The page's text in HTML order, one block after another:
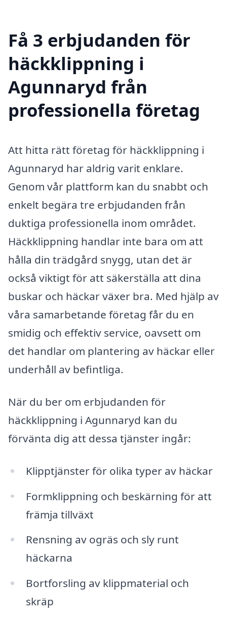
Få 3 erbjudanden för
häckklippning i
Agunnaryd från
professionella företag
Att hitta rätt företag för häckklippning i
Agunnaryd har aldrig varit enklare.
Genom vår plattform kan du snabbt och
enkelt begära tre erbjudanden från
duktiga professionella inom området.
Häckklippning handlar inte bara om att
hålla din trädgård snygg, utan det är
också viktigt för att säkerställa att dina
buskar och häckar växer bra. Med hjälp av
våra samarbetande företag får du en
smidig och effektiv service, oavsett om
det handlar om plantering av häckar eller
underhåll av befintliga.
När du ber om erbjudanden för
häckklippning i Agunnaryd kan du
förvänta dig att dessa tjänster ingår:
Klipptjänster för olika typer av häckar
Formklippning och beskärning för att
främja tillväxt
Rensning av ogräs och sly runt
häckarna
Bortforsling av klippmaterial och
skräp